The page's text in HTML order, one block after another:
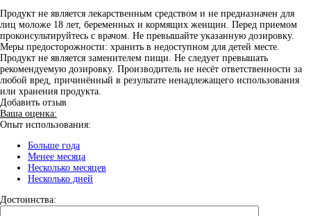
Продукт не является лекарственным средством и не предназначен для
лиц моложе 18 лет, беременных и кормящих женщин. Перед приемом
проконсультируйтесь с врачом. Не превышайте указанную дозировку.
Меры предосторожности: хранить в недоступном для детей месте.
Продукт не является заменителем пищи. Не следует превышать
рекомендуемую дозировку. Производитель не несёт ответственности за
любой вред, причинённый в результате ненадлежащего использования
или хранения продукта.
Добавить отзыв
Ваша оценка:
Опыт использования:
Больше года
Менее месяца
Несколько месяцев
Несколько дней
Достоинства: